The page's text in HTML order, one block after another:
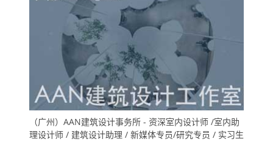
（广州）AAN建筑设计事务所 - 资深室内设计师 /室内助
理设计师 / 建筑设计助理 / 新媒体专员/研究专员 / 实习生